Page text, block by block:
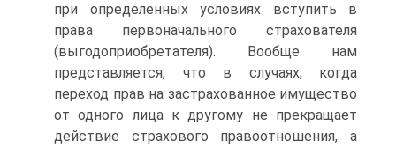
при определенных условиях вступить в
права первоначального страхователя
(выгодоприобретателя). Вообще нам
представляется, что в случаях, когда
переход прав на застрахованное имущество
от одного лица к другому не прекращает
действие страхового правоотношения, а